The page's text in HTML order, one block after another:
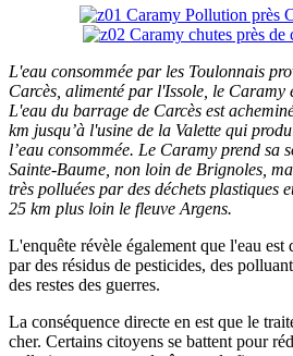
L'eau consommée par les Toulonnais
Carcès, alimenté par l'Issole, le Caramy
L'eau du barrage de Carcès est
km jusqu’à l'usine de la Valette qui
l’eau consommée. Le Caramy prend sa
Sainte-Baume, non loin de Brignoles,
très polluées par des déchets plastiques
25 km plus loin le fleuve Argens.
L'enquête révèle également que l'eau est
par des résidus de pesticides, des
des restes des guerres.
La conséquence directe en est que le
cher. Certains citoyens se battent pour